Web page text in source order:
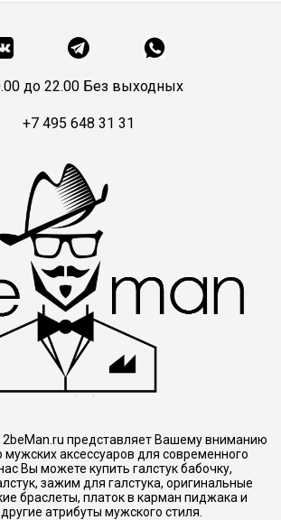
до 22.00 Без выходных
+7 495 648 31 31
2beMan.ru представляет Вашему вниманию
аксессуаров для современного
Вы можете купить галстук бабочку,
зажим для галстука, оригинальные
браслеты, платок в карман пиджака и
атрибуты мужского стиля.